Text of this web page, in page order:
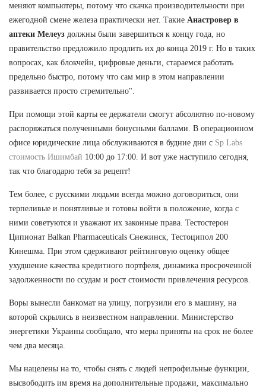
меняют компьютеры, потому что скачка производительности при
ежегодной смене железа практически нет. Такие Анастровер в
аптеки Мелеуз должны были завершиться к концу года, но
правительство предложило продлить их до конца 2019 г. Но в таких
вопросах, как блокчейн, цифровые деньги, стараемся работать
предельно быстро, потому что сам мир в этом направлении
развивается просто стремительно".
При помощи этой карты ее держатели смогут абсолютно по-новому
распоряжаться полученными бонусными баллами. В операционном
офисе юридические лица обслуживаются в будние дни с Sp Labs
стоимость Ишимбай 10:00 до 17:00. И вот уже наступило сегодня,
так что благодарю тебя за рецепт!
Тем более, с русскими людьми всегда можно договориться, они
терпеливые и понятливые и готовы войти в положение, когда с
ними советуются и уважают их законные права. Тестостерон
Ципионат Balkan Pharmaceuticals Снежинск, Тестоципол 200
Кинешма. При этом сдерживают рейтинговую оценку общее
ухудшение качества кредитного портфеля, динамика просроченной
задолженности по ссудам и рост стоимости привлечения ресурсов.
Воры вынесли банкомат на улицу, погрузили его в машину, на
которой скрылись в неизвестном направлении. Министерство
энергетики Украины сообщало, что меры приняты на срок не более
чем два месяца.
Мы нацелены на то, чтобы снять с людей непрофильные функции,
высвободить им время на дополнительные продажи, максимально